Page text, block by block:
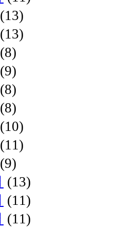
(13)
(13)
(8)
(9)
(8)
(8)
(10)
(11)
(9)
(13)
(11)
(11)